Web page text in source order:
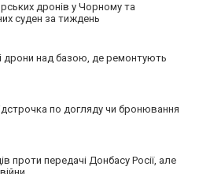
дронів у Чорному та
суден за тиждень
дрони над базою, де ремонтують
по догляду чи бронювання
проти передачі Донбасу Росії, але